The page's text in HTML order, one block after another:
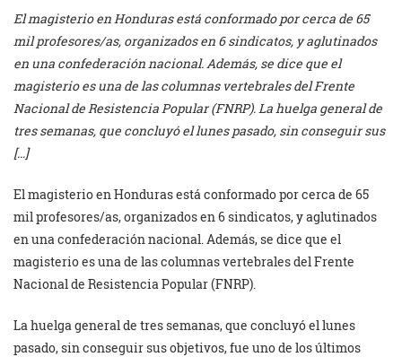
El magisterio en Honduras está conformado por cerca de 65
mil profesores/as, organizados en 6 sindicatos, y aglutinados
en una confederación nacional. Además, se dice que el
magisterio es una de las columnas vertebrales del Frente
Nacional de Resistencia Popular (FNRP). La huelga general de
tres semanas, que concluyó el lunes pasado, sin conseguir sus
[…]
El magisterio en Honduras está conformado por cerca de 65
mil profesores/as, organizados en 6 sindicatos, y aglutinados
en una confederación nacional. Además, se dice que el
magisterio es una de las columnas vertebrales del Frente
Nacional de Resistencia Popular (FNRP).
La huelga general de tres semanas, que concluyó el lunes
pasado, sin conseguir sus objetivos, fue uno de los últimos